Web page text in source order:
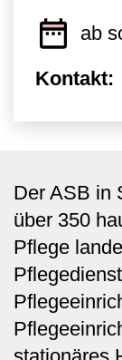
ab
Kontakt:
Der ASB in
über 350
Pflege